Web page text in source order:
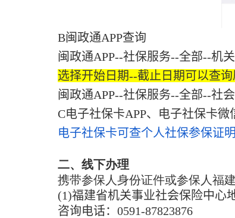
B闽政通APP查询
闽政通APP--社保服务--全部--机
选择开始日期--截止日期可以查询
闽政通APP--社保服务--全部--社
C电子社保卡APP、电子社保卡微
电子社保卡可查个人社保参保证明
二、线下办理
携带参保人身份证件或参保人福
(1)福建省机关事业社会保险中心
咨询电话：0591-87823876